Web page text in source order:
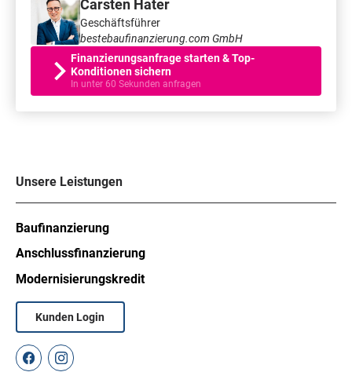
Carsten Hater
Geschäftsführer
bestebaufinanzierung.com GmbH
Finanzierungsanfrage starten & Top-
Konditionen sichern
In unter 60 Sekunden anfragen
Unsere Leistungen
Baufinanzierung
Anschlussfinanzierung
Modernisierungskredit
Kunden Login